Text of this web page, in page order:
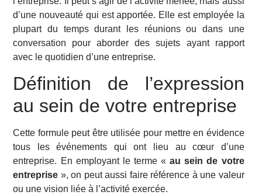
d’une nouveauté qui est apportée. Elle est employée la
plupart du temps durant les réunions ou dans une
conversation pour aborder des sujets ayant rapport
avec le quotidien d’une entreprise.
Définition de l’expression
au sein de votre entreprise
Cette formule peut être utilisée pour mettre en évidence
tous les événements qui ont lieu au cœur d’une
entreprise. En employant le terme «au sein de votre
entreprise », on peut aussi faire référence à une valeur
ou une vision liée à l’activité exercée.